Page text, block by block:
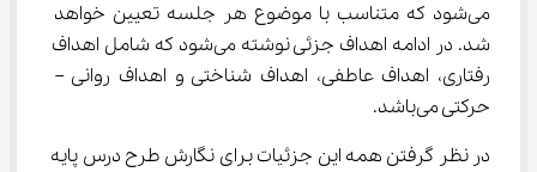
می‌شود که متناسب با موضوع هر جلسه تعیین خواهد
شد. در ادامه اهداف جزئی نوشته می‌شود که شامل اهداف
رفتاری، اهداف عاطفی، اهداف شناختی و اهداف روانی –
حرکتی می‌باشد.
در نظر گرفتن همه این جزئیات برای نگارش طرح درس پایه